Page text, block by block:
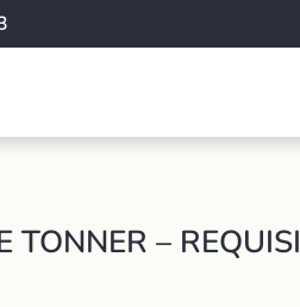
TONNER –